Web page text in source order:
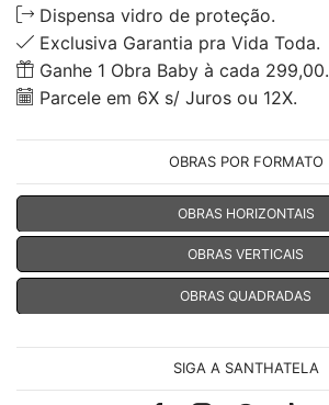
Dispensa vidro de proteção.
Exclusiva Garantia pra Vida Toda.
Ganhe 1 Obra Baby à cada 299,00.
Parcele em 6X s/ Juros ou 12X.
OBRAS POR FORMATO
OBRAS HORIZONTAIS
OBRAS VERTICAIS
OBRAS QUADRADAS
SIGA A SANTHATELA